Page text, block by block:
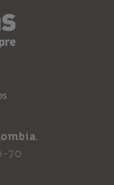
70.